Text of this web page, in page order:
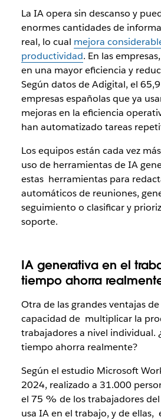
La IA opera sin descanso y
enormes cantidades de
real, lo cual mejora
productividad. En las
en una mayor eficiencia y
Según datos de Adigital, el
empresas españolas que ya
mejoras en la eficiencia
han automatizado tareas
Los equipos están cada vez
uso de herramientas de IA
estas herramientas para
automáticos de reuniones,
seguimiento o clasificar y
soporte.
IA generativa en el
tiempo ahorra
Otra de las grandes ventajas de
capacidad de multiplicar la
trabajadores a nivel individual.
tiempo ahorra realmente?
Según el estudio Microsoft
2024, realizado a 31.000
el 75 % de los trabajadores
usa IA en el trabajo, y de ellas,